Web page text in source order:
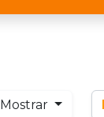
Mostrar